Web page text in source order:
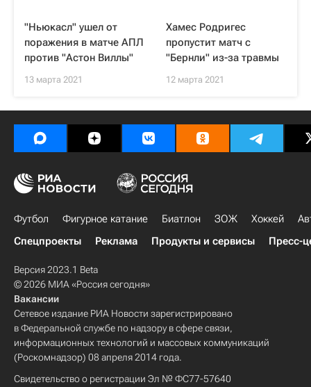
"Ньюкасл" ушел от
поражения в матче АПЛ
против "Астон Виллы"
13 марта 2021
Хамес Родригес
пропустит матч с
"Бернли" из-за травмы
12 марта 2021
Футбол Фигурное катание Биатлон ЗОЖ Хоккей
Спецпроекты
Реклама Продукты и сервисы Пресс-
Версия 2023.1 Beta
© 2026 МИА «Россия сегодня»
Вакансии
Сетевое издание РИА Новости зарегистрировано
в Федеральной службе по надзору в сфере связи,
информационных технологий и массовых коммуникаций
(Роскомнадзор) 08 апреля 2014 года.
Свидетельство о регистрации Эл № ФС77-57640